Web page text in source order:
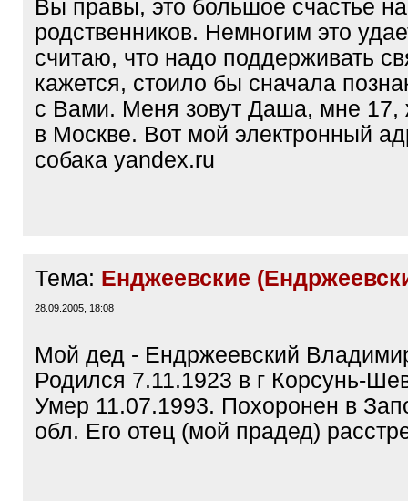
Вы правы, это большое счастье
родственников. Немногим это
считаю, что надо поддерживать
кажется, стоило бы сначала
с Вами. Меня зовут Даша, мне 17,
в Москве. Вот мой электронный
собака yandex.ru
Тема: Енджеевские
28.09.2005, 18:08
Мой дед - Ендржеевский
Родился 7.11.1923 в г Корсунь-
Умер 11.07.1993. Похоронен в
обл. Его отец (мой прадед)